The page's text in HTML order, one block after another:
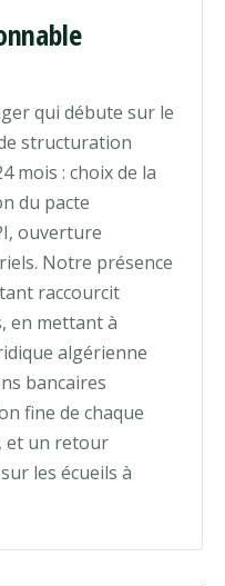
qui débute sur le
structuration
mois : choix de la
du pacte
ouverture
Notre présence
raccourcit
en mettant à
algérienne
bancaires
fine de chaque
et un retour
les écueils à